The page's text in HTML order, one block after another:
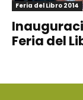
Feria del Libro 2014
Feria del